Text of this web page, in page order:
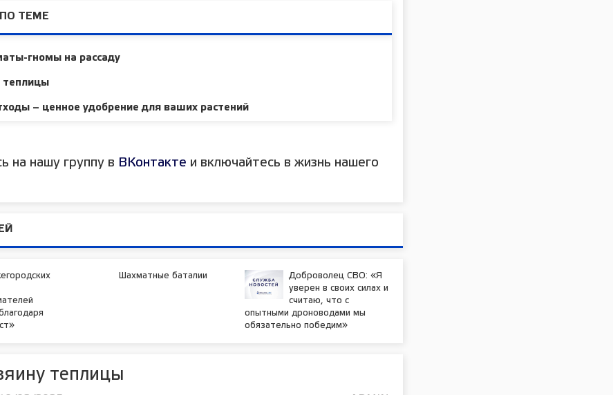
ТЕМЕ
гномы на рассаду
теплицы
– ценное удобрение для ваших растений
на нашу группу в ВКонтакте и включайтесь в жизнь нашего
Шахматные баталии
Доброволец СВО: «Я
уверен в своих силах и
считаю, что с
опытными дроноводами мы
обязательно победим»
теплицы